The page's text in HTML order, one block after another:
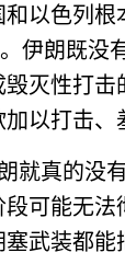
以色列
伊朗既
毁灭性打
以打击、
真的没有
可能无
武装都